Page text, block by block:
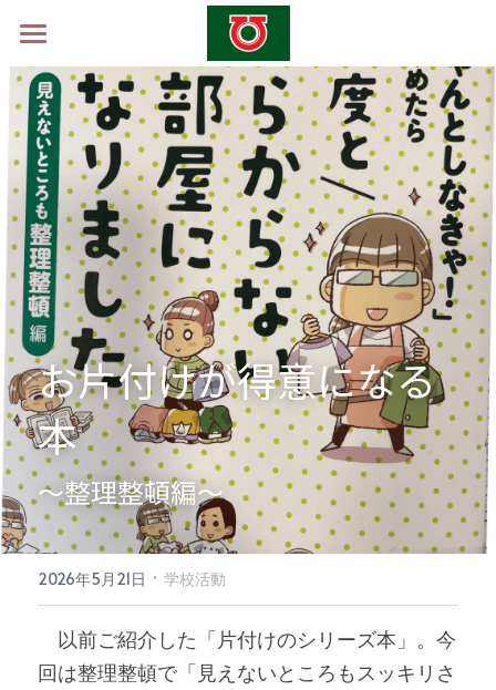
ホーム
学校概要
山村留学制度
山村留学体験会2026 -秋-
採用情報
お問い合わせ
お片付けが得意になる
本
～整理整頓編～
2026年5月21日 · 学校活動
以前ご紹介した「片付けのシリーズ本」。今
回は整理整頓で「見えないところもスッキリさ